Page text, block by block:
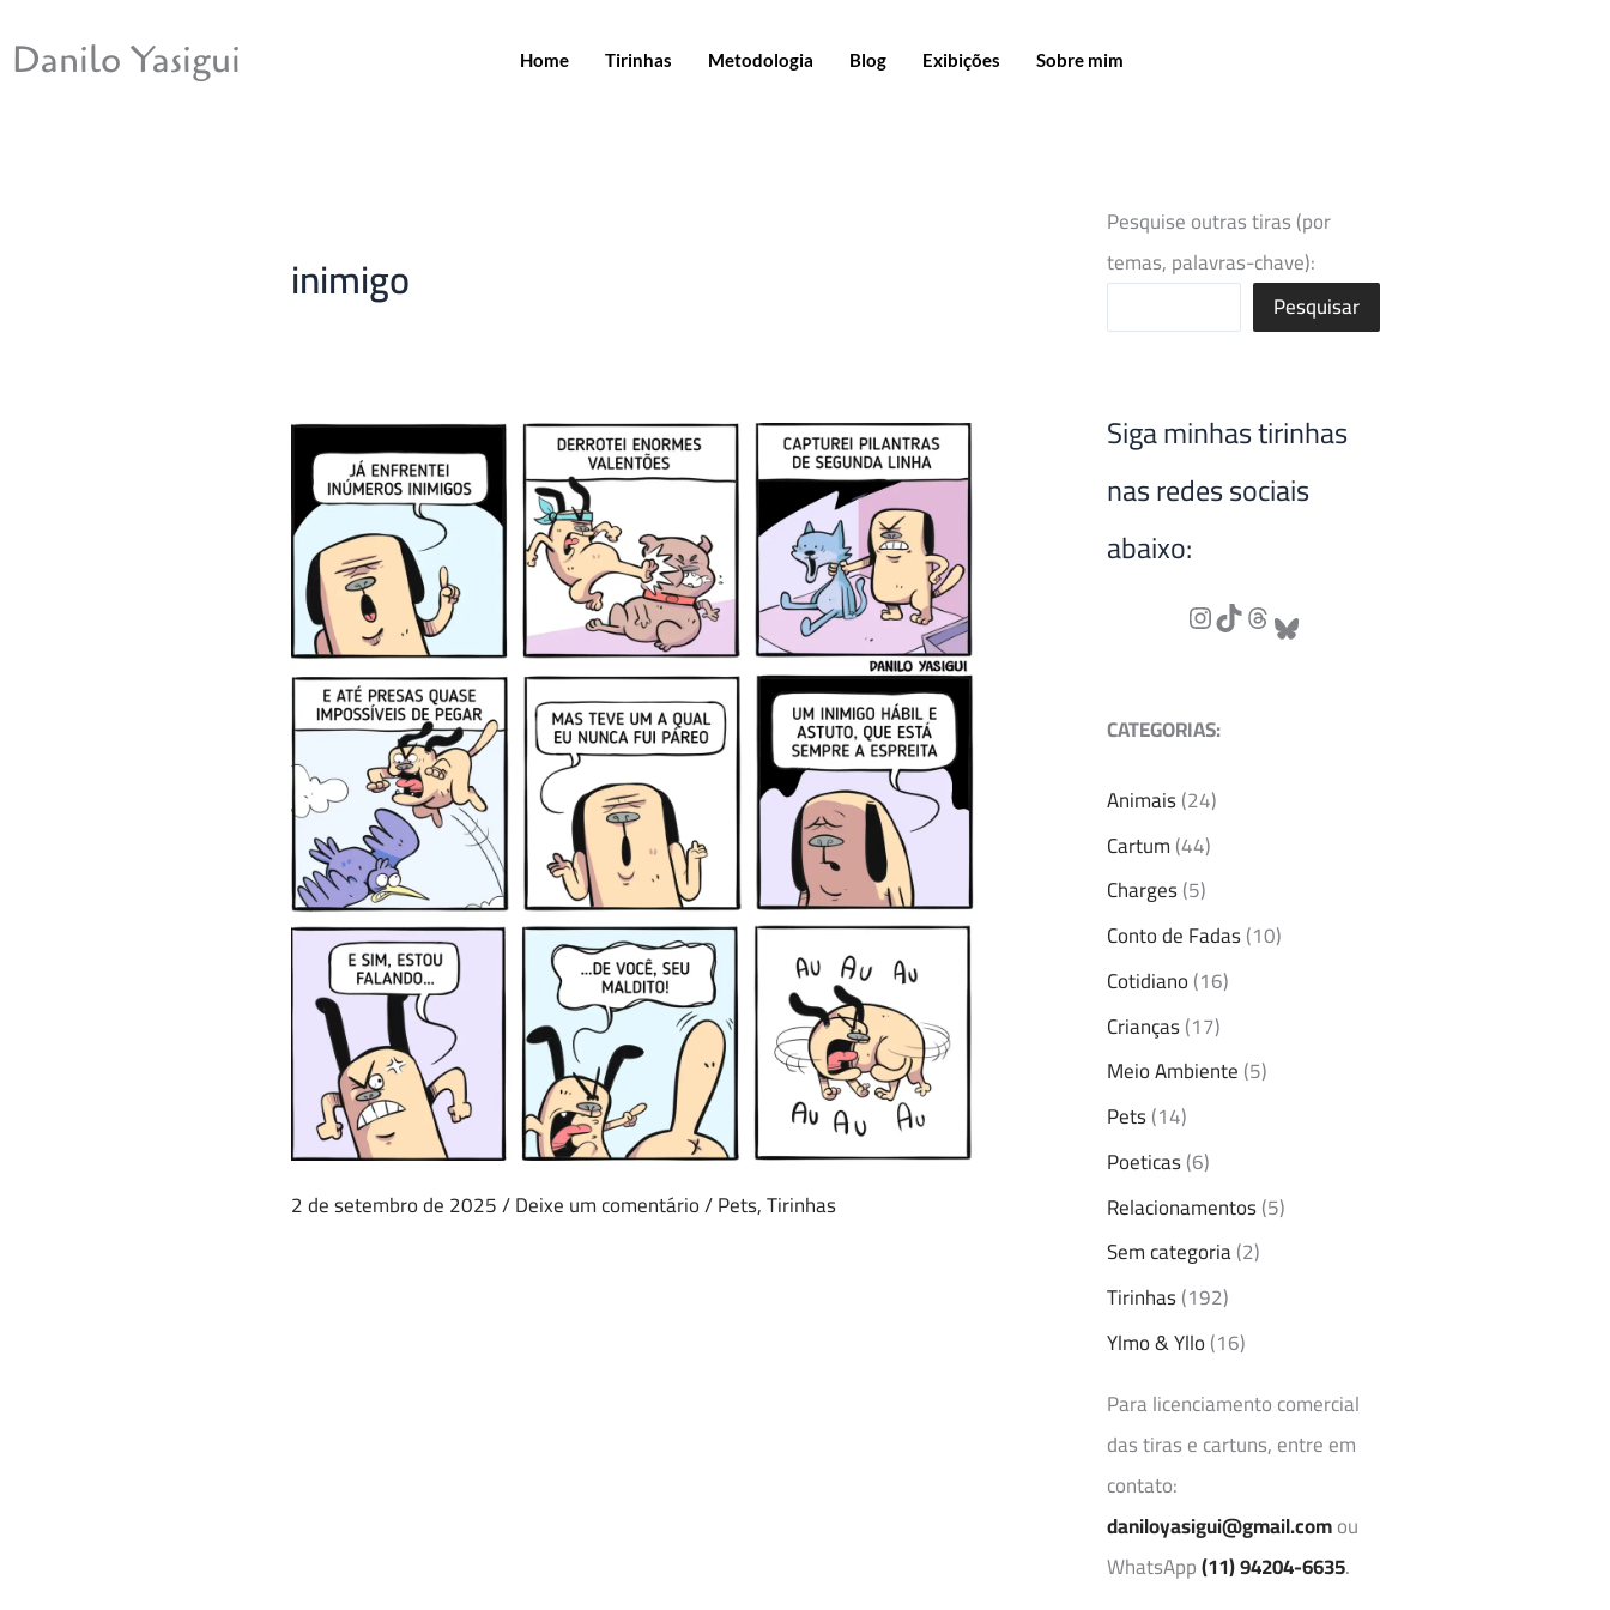
para
Danilo Yasigui Home Tirinhas Metodologia Blog Exibições Sobre mim
inimigo
2 de setembro de 2025/Deixe um comentário/Pets,Tirinhas
Pesquise outras tiras (por
temas, palavras-chave):
Pesquisar
Siga minhas tirinhas
nas redes sociais
abaixo:
CATEGORIAS:
Animais(24)
Cartum(44)
Charges(5)
Conto de Fadas(10)
Cotidiano(16)
Crianças(17)
Meio Ambiente(5)
Pets(14)
Poeticas(6)
Relacionamentos(5)
Sem categoria(2)
Tirinhas(192)
Ylmo & Yllo(16)
Para licenciamento comercial
das tiras e cartuns, entre em
contato:
daniloyasigui@gmail.comou
WhatsApp(11) 94204-6635.